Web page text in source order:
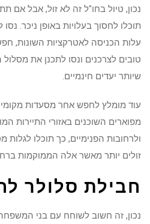
נכון, טיול בחו"ל זה לא זול, אבל אם
תוכלו לחסוך בעלויות באופן ניכר. נסו
עלות הכניסה לאטרקציות השונות,
טובים לצרכנים ונסו לתכנן את מסלול
שיותר יעדים חינמיים.
עוד מומלץ לחפש אחר מסעדות מקומיות
מפוארים השוכנים באזורי התיירות
ולרחובות הפנימיים, כך תוכלו לגלות
זולים יותר מאשר אלה הממוקמות
חבילת סלולר
נכון, זה חשוב לשוחח עם בני המשפחה